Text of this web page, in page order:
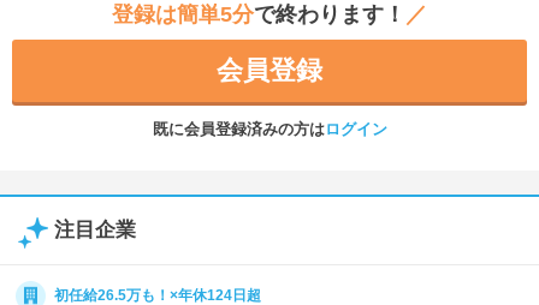
登録は簡単5分で終わります！ ／
会員登録
既に会員登録済みの方はログイン
注目企業
初任給26.5万も！×年休124日超